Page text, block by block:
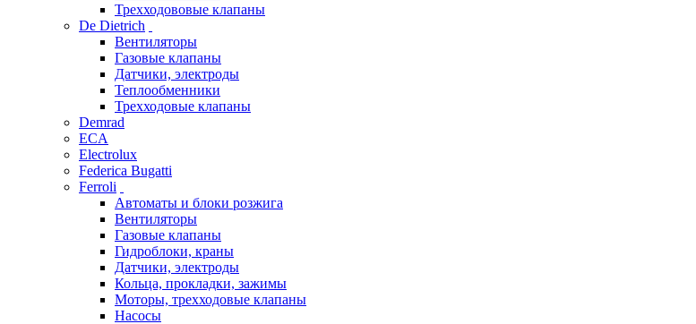
Трехходововые клапаны
De Dietrich
Вентиляторы
Газовые клапаны
Датчики, электроды
Теплообменники
Трехходовые клапаны
Demrad
ECA
Electrolux
Federica Bugatti
Ferroli
Автоматы и блоки розжига
Вентиляторы
Газовые клапаны
Гидроблоки, краны
Датчики, электроды
Кольца, прокладки, зажимы
Моторы, трехходовые клапаны
Насосы